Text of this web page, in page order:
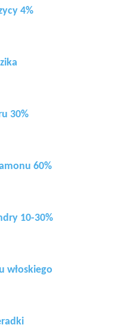
4%
30%
60%
10-30%
włoskiego